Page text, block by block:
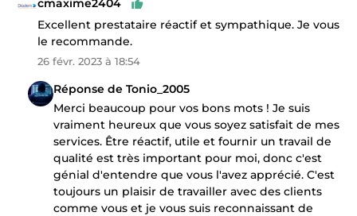
cmaxime2404
Excellent prestataire réactif et sympathique. Je vous
le recommande.
26 févr. 2023 à 18:54
Réponse de Tonio_2005
Merci beaucoup pour vos bons mots ! Je suis
vraiment heureux que vous soyez satisfait de mes
services. Être réactif, utile et fournir un travail de
qualité est très important pour moi, donc c'est
génial d'entendre que vous l'avez apprécié. C'est
toujours un plaisir de travailler avec des clients
comme vous et je vous suis reconnaissant de